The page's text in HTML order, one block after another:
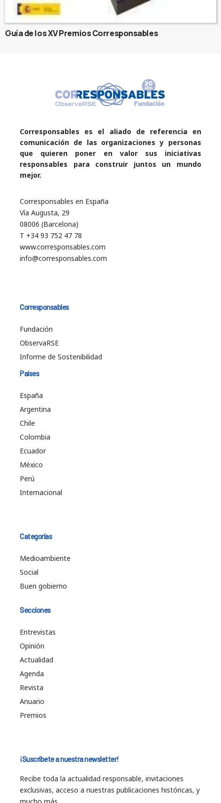
Guía de los XV Premios Corresponsables
Corresponsables es el aliado de referencia en
comunicación de las organizaciones y personas
que quieren poner en valor sus iniciativas
responsables para construir juntos un mundo
mejor.
Corresponsables en España
Vía Augusta, 29
08006 (Barcelona)
T +34 93 752 47 78
www.corresponsables.com
info@corresponsables.com
Corresponsables
Fundación
ObservaRSE
Informe de Sostenibilidad
Países
España
Argentina
Chile
Colombia
Ecuador
México
Perú
Internacional
Categorías
Medioambiente
Social
Buen gobierno
Secciones
Entrevistas
Opinión
Actualidad
Agenda
Revista
Anuario
Premios
¡Suscríbete a nuestra newsletter!
Recibe toda la actualidad responsable, invitaciones
exclusivas, acceso a nuestras publicaciones históricas, y